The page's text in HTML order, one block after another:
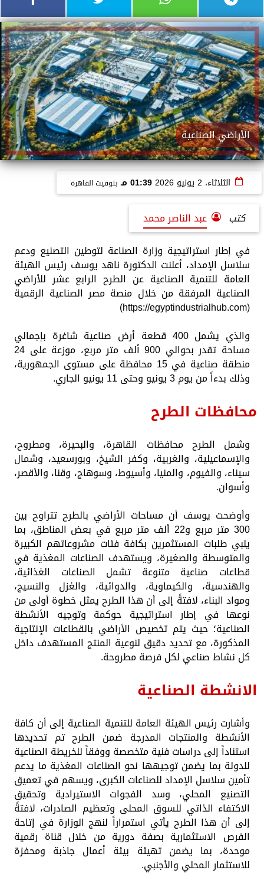
الأراضي الصناعية
الثلاثاء، 2 يونيو 2026 01:39 مـ بتوقيت القاهرة
كتب
عبد الناصر محمد
في إطار استراتيجية وزارة الصناعة لتوطين التصنيع ودعم
سلاسل الإمداد، أعلنت الدكتورة ناهد يوسف رئيس الهيئة
العامة للتنمية الصناعية عن الطرح الرابع عشر للأراضي
الصناعية المرفقة من خلال منصة مصر الصناعية الرقمية
(https://egyptindustrialhub.com)
والذي يشمل 400 قطعة أرض صناعية شاغرة بإجمالي
مساحة تقدر بحوالي 900 ألف متر مربع، موزعة على 24
منطقة صناعية في 15 محافظة على مستوى الجمهورية،
وذلك بدءاً من يوم 3 يونيو وحتى 11 يونيو الجاري.
محافظات الطرح
وشمل الطرح محافظات القاهرة، والبحيرة، ومطروح،
والإسماعيلية، والغربية، وكفر الشيخ، وبورسعيد، وشمال
سيناء، والفيوم، والمنيا، وأسيوط، وسوهاج، وقنا، والأقصر،
وأسوان.
وأوضحت يوسف أن مساحات الأراضي بالطرح تتراوح بين
300 متر مربع و22 ألف متر مربع في بعض المناطق، بما
يلبي طلبات المستثمرين بكافة فئات مشروعاتهم الكبيرة
والمتوسطة والصغيرة، ويستهدف الصناعات المغذية في
قطاعات صناعية متنوعة تشمل الصناعات الغذائية،
والهندسية، والكيماوية، والدوائية، والغزل والنسيج،
ومواد البناء، لافتةً إلى أن هذا الطرح يمثل خطوة أولى من
نوعها في إطار استراتيجية حوكمة وتوجيه الأنشطة
الصناعية؛ حيث يتم تخصيص الأراضي بالقطاعات الإنتاجية
المذكورة، مع تحديد دقيق لنوعية المنتج المستهدف داخل
كل نشاط صناعي لكل فرصة مطروحة.
الانشطة الصناعية
وأشارت رئيس الهيئة العامة للتنمية الصناعية إلى أن كافة
الأنشطة والمنتجات المدرجة ضمن الطرح تم تحديدها
استناداً إلى دراسات فنية متخصصة ووفقاً للخريطة الصناعية
للدولة بما يضمن توجيهها نحو الصناعات المغذية ما يدعم
تأمين سلاسل الإمداد للصناعات الكبرى، ويسهم في تعميق
التصنيع المحلي، وسد الفجوات الاستيرادية وتحقيق
الاكتفاء الذاتي للسوق المحلى وتعظيم الصادرات، لافتةً
إلى أن هذا الطرح يأتي استمراراً لنهج الوزارة في إتاحة
الفرص الاستثمارية بصفة دورية من خلال قناة رقمية
موحدة، بما يضمن تهيئة بيئة أعمال جاذبة ومحفزة
للاستثمار المحلي والأجنبي.